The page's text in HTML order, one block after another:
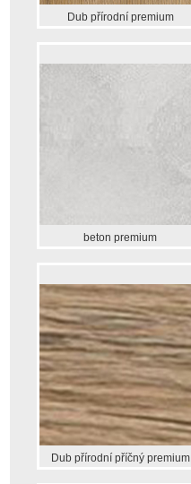
Dub přírodní premium
beton premium
Dub přírodní příčný premium